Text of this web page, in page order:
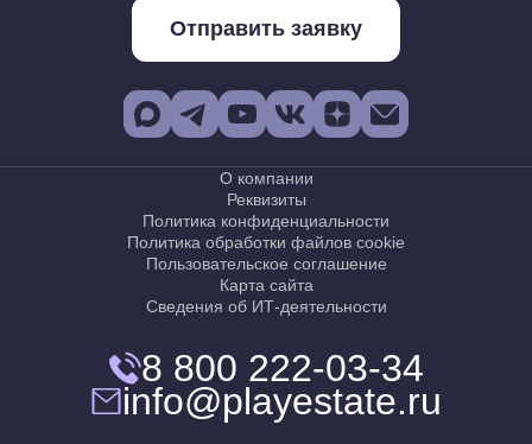
Отправить заявку
О компании
Реквизиты
Политика конфиденциальности
Политика обработки файлов cookie
Пользовательское соглашение
Карта сайта
Сведения об ИТ-деятельности
8 800 222-03-34
info@playestate.ru